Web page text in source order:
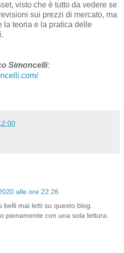
visto che è tutto da vedere se
sui prezzi di mercato, ma
la teoria e la pratica delle
Simoncelli:
alle ore 22:26
belli mai letti su questo blog.
pienamente con una sola lettura.